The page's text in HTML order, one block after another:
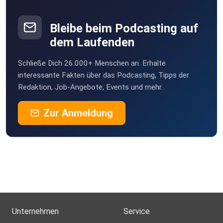
Bleibe beim Podcasting auf
dem Laufenden
Schließe Dich 26.000+ Menschen an. Erhalte
interessante Fakten über das Podcasting, Tipps der
Redaktion, Job-Angebote, Events und mehr.
Zur Anmeldung
Unternehmen Service